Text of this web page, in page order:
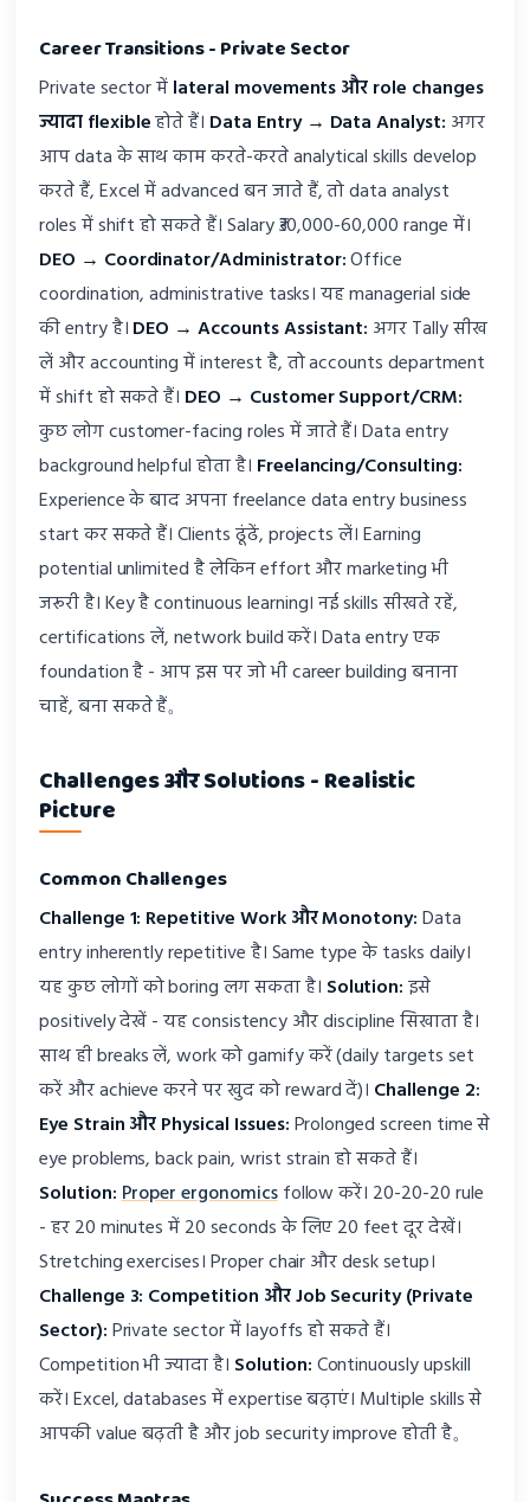
Career Transitions - Private Sector
Private sector मेंlateral movements और role changes
ज्यादा flexibleहोते हैं। Data Entry → Data Analyst: अगर
आप data के साथ काम करते-करते analytical skills develop
करते हैं, Excel में advanced बन जाते हैं, तो data analyst
roles में shift हो सकते हैं। Salary ₹30,000-60,000 range में।
DEO → Coordinator/Administrator:Office
coordination, administrative tasks। यह managerial side
की entry है।DEO → Accounts Assistant: अगर Tally सीख
लें और accounting में interest है, तो accounts department
में shift हो सकते हैं। DEO → Customer Support/CRM:
कुछ लोग customer-facing roles में जाते हैं। Data entry
background helpful होता है। Freelancing/Consulting:
Experience के बाद अपना freelance data entry business
start कर सकते हैं। Clients ढूंढें, projects लें। Earning
potential unlimited है लेकिन effort और marketing भी
जरूरी है। Key है continuous learning। नई skills सीखते रहें,
certifications लें, network build करें। Data entry एक
foundation है - आप इस पर जो भी career building बनाना
चाहें, बना सकते हैं。
Challenges और Solutions - Realistic
Picture
Common Challenges
Challenge 1: Repetitive Work और Monotony:Data
entry inherently repetitive है। Same type के tasks daily।
यह कुछ लोगों को boring लग सकता है। Solution:इसे
positively देखें - यह consistency और discipline सिखाता है।
साथ ही breaks लें, work को gamify करें (daily targets set
करें और achieve करने पर खुद को reward दें)। Challenge 2:
Eye Strain और Physical Issues:Prolonged screen time से
eye problems, back pain, wrist strain हो सकते हैं।
Solution:Proper ergonomicsfollow करें। 20-20-20 rule
- हर 20 minutes में 20 seconds के लिए 20 feet दूर देखें।
Stretching exercises। Proper chair और desk setup।
Challenge 3: Competition और Job Security (Private
Sector):Private sector में layoffs हो सकते हैं।
Competition भी ज्यादा है। Solution:Continuously upskill
करें। Excel, databases में expertise बढ़ाएं। Multiple skills से
आपकी value बढ़ती है और job security improve होती है。